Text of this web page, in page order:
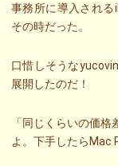
事務所に導入され
その時だった。
口惜しそうな
展開したのだ！
「同じくらいの価
よ。下手したらMac